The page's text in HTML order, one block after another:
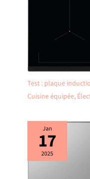
Test : plaque
Cuisine équipée,
Jan
17
2025